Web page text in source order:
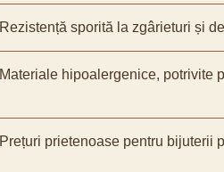
Rezistență sporită la zgârieturi și
Materiale hipoalergenice, potrivite
Prețuri prietenoase pentru bijuterii